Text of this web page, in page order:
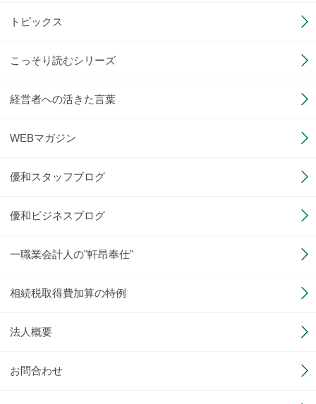
トピックス
こっそり読むシリーズ
経営者への活きた言葉
WEBマガジン
優和スタッフブログ
優和ビジネスブログ
一職業会計人の"軒昂奉仕"
相続税取得費加算の特例
法人概要
お問合わせ